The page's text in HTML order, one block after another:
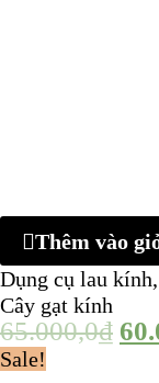
Thêm vào
Dụng cụ lau kính,
Cây gạt kính
65.000,0₫
Sale!